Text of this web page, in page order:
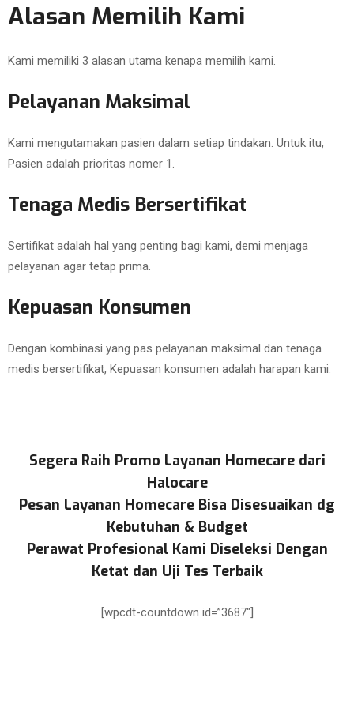
Alasan Memilih Kami
Kami memiliki 3 alasan utama kenapa memilih kami.
Pelayanan Maksimal
Kami mengutamakan pasien dalam setiap tindakan. Untuk itu,
Pasien adalah prioritas nomer 1.
Tenaga Medis Bersertifikat
Sertifikat adalah hal yang penting bagi kami, demi menjaga
pelayanan agar tetap prima.
Kepuasan Konsumen
Dengan kombinasi yang pas pelayanan maksimal dan tenaga
medis bersertifikat, Kepuasan konsumen adalah harapan kami.
Segera Raih Promo Layanan Homecare dari
Halocare
Pesan Layanan Homecare Bisa Disesuaikan dg
Kebutuhan & Budget
Perawat Profesional Kami Diseleksi Dengan
Ketat dan Uji Tes Terbaik
[wpcdt-countdown id=”3687″]